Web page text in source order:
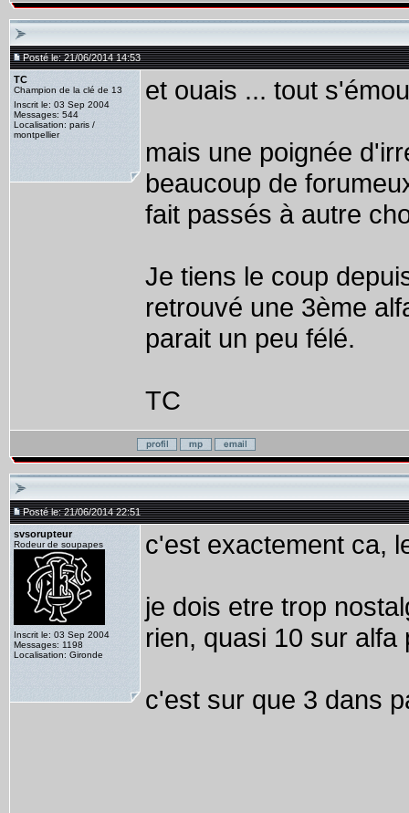
Posté le: 21/06/2014 14:53
TC
Champion de la clé de 13
Inscrit le: 03 Sep 2004
Messages: 544
Localisation: paris /
montpellier
et ouais ... tout
mais une poignée
beaucoup de
fait passés à autre
Je tiens le coup
retrouvé une 3ème
parait un peu félé.
TC
Posté le: 21/06/2014 22:51
svsorupteur
Rodeur de soupapes
Inscrit le: 03 Sep 2004
Messages: 1198
Localisation: Gironde
c'est exactement ca,
je dois etre trop
rien, quasi 10 sur alfa
c'est sur que 3 dans